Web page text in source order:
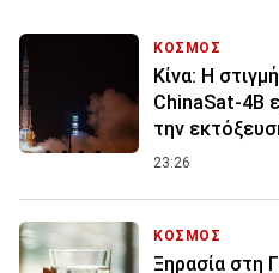
ΚΟΣΜΟΣ
Κίνα: Η
ChinaSat-4B
την
23:26
ΚΟΣΜΟΣ
Ξηρασία στη